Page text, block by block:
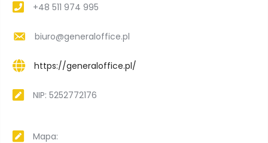
+48 511 974 995
biuro@generaloffice.pl
https://generaloffice.pl/
NIP: 5252772176
Mapa: